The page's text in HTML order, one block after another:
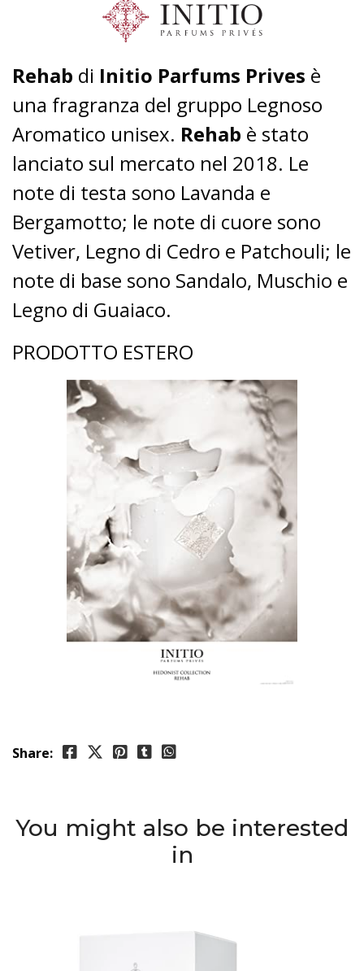
Rehab di Initio Parfums Prives è
una fragranza del gruppo Legnoso
Aromatico unisex. Rehab è stato
lanciato sul mercato nel 2018. Le
note di testa sono Lavanda e
Bergamotto; le note di cuore sono
Vetiver, Legno di Cedro e Patchouli; le
note di base sono Sandalo, Muschio e
Legno di Guaiaco.
PRODOTTO ESTERO
Share:
You might also be interested
in